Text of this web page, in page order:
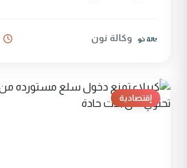
وكالة نون
إقتصادية